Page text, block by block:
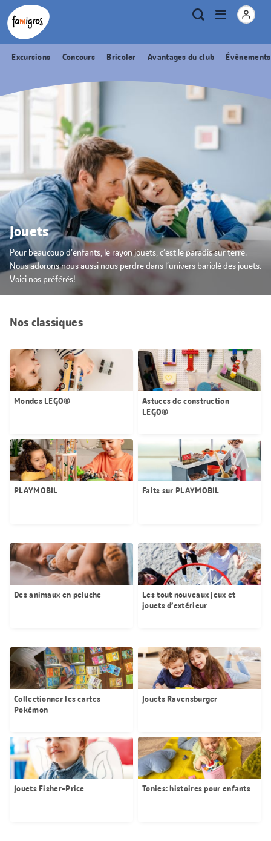
Signets
de
navigation
Header
Logo Métanavigation
RechercheOuvrir
Excursions Concours Bricoler Avantages du club
Jouets
Pour beaucoup d’enfants, le rayon jouets, c’est le paradis sur terre.
Nous adorons nous aussi nous perdre dans l’univers bariolé des jouets.
Voici nos préférés!
Nos classiques
Mondes LEGO®
Astuces de construction
LEGO®
PLAYMOBIL Faits sur PLAYMOBIL
Des animaux en peluche
Les tout nouveaux jeux et
jouets d’extérieur
Collectionner les cartes
Pokémon
Jouets Ravensburger
Jouets Fisher-Price Tonies: histoires pour enfants